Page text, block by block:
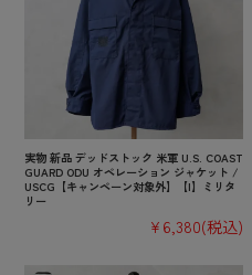
実物 新品 デッドストック 米軍 U.S. COAST
GUARD ODU オペレーション ジャケット /
USCG【キャンペーン対象外】【I】ミリタ
リー
¥6,380(税込)